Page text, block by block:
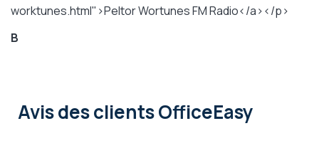
worktunes.html">Peltor Wortunes FM Radio</a></p>
B
Avis des clients OfficeEasy